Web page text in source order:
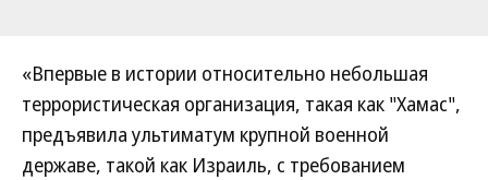
«Впервые в истории относительно небольшая
террористическая организация, такая как "Хамас",
предъявила ультиматум крупной военной
державе, такой как Израиль, с требованием